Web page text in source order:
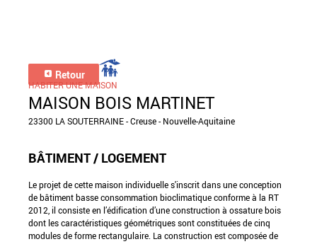
Retour
HABITER UNE MAISON
MAISON BOIS MARTINET
23300 LA SOUTERRAINE - Creuse - Nouvelle-Aquitaine
BÂTIMENT / LOGEMENT
Le projet de cette maison individuelle s'inscrit dans une conception
de bâtiment basse consommation bioclimatique conforme à la RT
2012, il consiste en l’édification d’une construction à ossature bois
dont les caractéristiques géométriques sont constituées de cinq
modules de forme rectangulaire. La construction est composée de